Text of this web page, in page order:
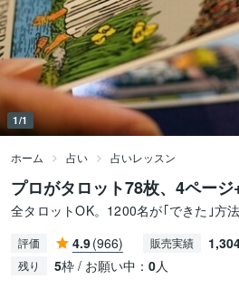
1/1
ホーム 占い 占いレッスン
プロがタロット78枚、4ペー
全タロットOK。1200名が｢できた｣方
評価 4.9(966) 販売実績
残り 5枠 / お願い中： 0人